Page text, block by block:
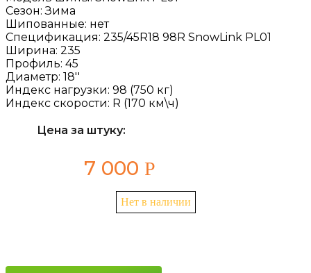
Сезон:Зима
Шипованные: нет
Спецификация: 235/45R18 98R SnowLink PL01
Ширина: 235
Профиль: 45
Диаметр: 18''
Индекс нагрузки: 98 (750 кг)
Индекс скорости: R (170 км\ч)
Цена за штуку:
7 000 Р
Нет в наличии